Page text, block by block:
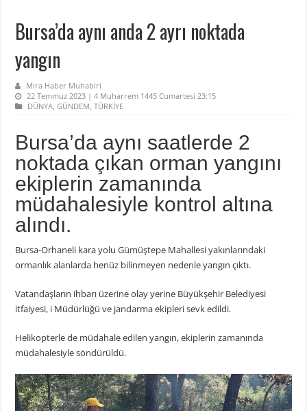
Bursa’da aynı anda 2 ayrı noktada
yangın
Mira Haber Muhabiri
22 Temmuz 2023 | 4 Muharrem 1445 Cumartesi 23:15
DÜNYA,GÜNDEM,TÜRKİYE
Bursa’da aynı saatlerde 2
noktada çıkan orman yangını
ekiplerin zamanında
müdahalesiyle kontrol altına
alındı.
Bursa-Orhaneli kara yolu Gümüştepe Mahallesi yakınlarındaki
ormanlık alanlarda henüz bilinmeyen nedenle yangın çıktı.
Vatandaşların ihbarı üzerine olay yerine Büyükşehir Belediyesi
itfaiyesi, i Müdürlüğü ve jandarma ekipleri sevk edildi.
Helikopterle de müdahale edilen yangın, ekiplerin zamanında
müdahalesiyle söndürüldü.